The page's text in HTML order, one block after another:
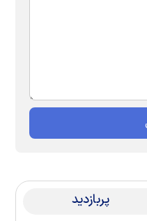
پربازدید